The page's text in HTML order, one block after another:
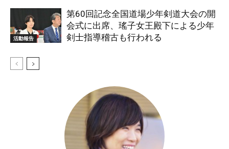
活動報告
第60回記念全国道場少年剣道大会の開
会式に出席、瑤子女王殿下による少年
剣士指導稽古も行われる